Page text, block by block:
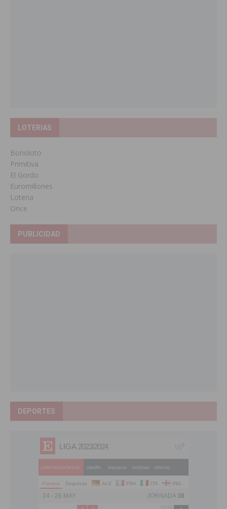
LOTERIAS
Bonoloto
Primitiva
El Gordo
Euromillones
Loteria
Once
PUBLICIDAD
DEPORTES